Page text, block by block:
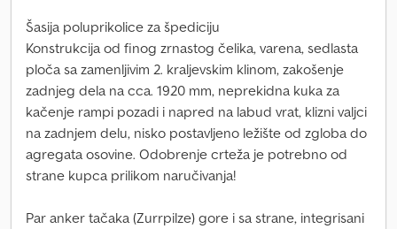
Šasija poluprikolice za špediciju
Konstrukcija od finog zrnastog čelika, varena, sedlasta
ploča sa zamenljivim 2. kraljevskim klinom, zakošenje
zadnjeg dela na cca. 1920 mm, neprekidna kuka za
kačenje rampi pozadi i napred na labud vrat, klizni valjci
na zadnjem delu, nisko postavljeno ležište od zgloba do
agregata osovine. Odobrenje crteža je potrebno od
strane kupca prilikom naručivanja!
Par anker tačaka (Zurrpilze) gore i sa strane, integrisani